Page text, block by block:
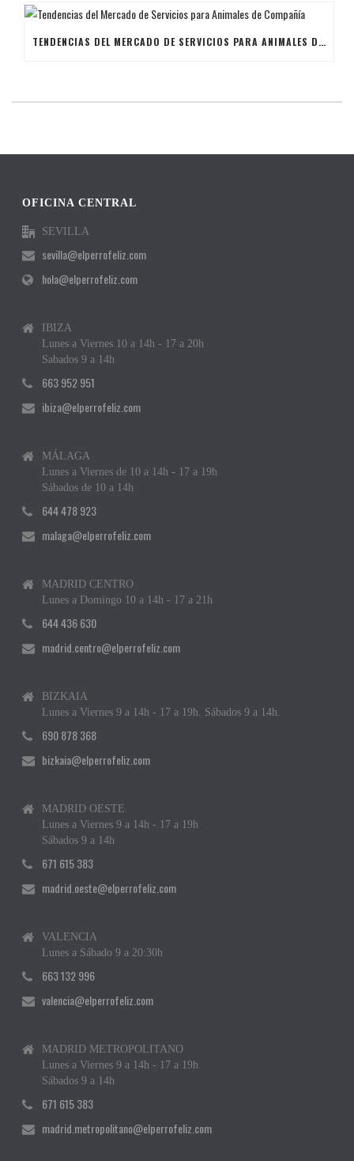
TENDENCIAS DEL MERCADO DE SERVICIOS PARA ANIMALES DE COMPAÑÍA
OFICINA CENTRAL
SEVILLA
sevilla@elperrofeliz.com
hola@elperrofeliz.com
IBIZA
Lunes a Viernes 10 a 14h - 17 a 20h
Sabados 9 a 14h
663 952 951
ibiza@elperrofeliz.com
MÁLAGA
Lunes a Viernes de 10 a 14h - 17 a 19h
Sábados de 10 a 14h
644 478 923
malaga@elperrofeliz.com
MADRID CENTRO
Lunes a Domingo 10 a 14h - 17 a 21h
644 436 630
madrid.centro@elperrofeliz.com
BIZKAIA
Lunes a Viernes 9 a 14h - 17 a 19h. Sábados 9 a 14h.
690 878 368
bizkaia@elperrofeliz.com
MADRID OESTE
Lunes a Viernes 9 a 14h - 17 a 19h
Sábados 9 a 14h
671 615 383
madrid.oeste@elperrofeliz.com
VALENCIA
Lunes a Sábado 9 a 20:30h
663 132 996
valencia@elperrofeliz.com
MADRID METROPOLITANO
Lunes a Viernes 9 a 14h - 17 a 19h
Sábados 9 a 14h
671 615 383
madrid.metropolitano@elperrofeliz.com